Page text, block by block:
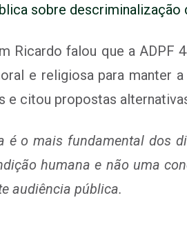
sobre
Ricardo falou que a ADPF
e religiosa para manter
e citou propostas
é o mais fundamental dos
humana e não uma
audiência pública.